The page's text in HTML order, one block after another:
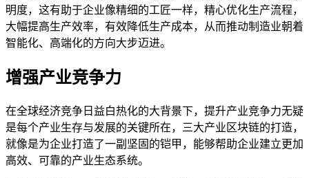
明度，这有助于企业像精细的工匠一样，精心优化生产流程，
大幅提高生产效率，有效降低生产成本，从而推动制造业朝着
智能化、高端化的方向大步迈进。
增强产业竞争力
在全球经济竞争日益白热化的大背景下，提升产业竞争力无疑
是每个产业生存与发展的关键所在，三大产业区块链的打造，
就像是为企业打造了一副坚固的铠甲，能够帮助企业建立更加
高效、可靠的产业生态系统。